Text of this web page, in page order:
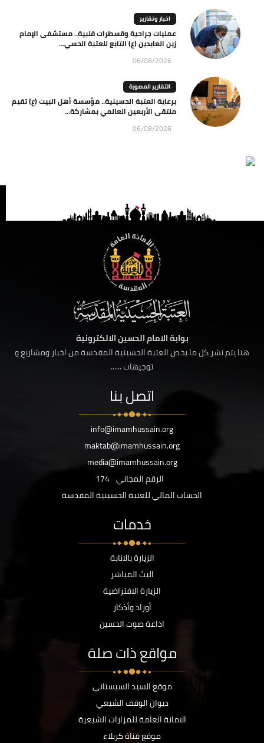
اخبار وتقارير
عمليات جراحية وقسطرات قلبية.. مستشفى الإمام
زين العابدين (ع) التابع للعتبة الحسي...
06/08/2026
التقارير المصورة
برعاية العتبة الحسينية.. مؤسسة أهل البيت (ع) تقيم
ملتقى الأربعين العالمي بمشاركة...
06/08/2026
بوابة الامام الحسين الالكترونية
هنا يتم نشر كل ما يخص العتبة الحسينية المقدسة من اخبار ومشاريع و
توجيهات ......
اتصل بنا
info@imamhussain.org
maktab@imamhussain.org
media@imamhussain.org
الرقم المجاني 174
الحساب المالي للعتبة الحسينية المقدسة
خدمات
الزيارة بالانابة
البث المباشر
الزيارة الافتراضية
أوراد وأذكار
اذاعة صوت الحسين
مواقع ذات صلة
موقع السيد السيستاني
ديوان الوقف الشيعي
الامانة العامة للمزارات الشيعية
موقع قناة كربلاء